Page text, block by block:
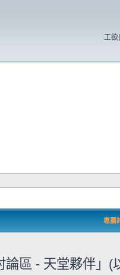
工欲
專屬
論區 - 天堂夥伴」